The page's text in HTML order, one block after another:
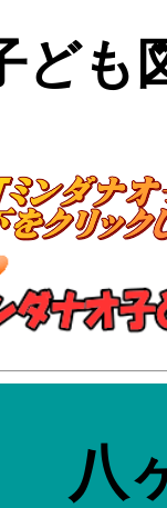
ども
八